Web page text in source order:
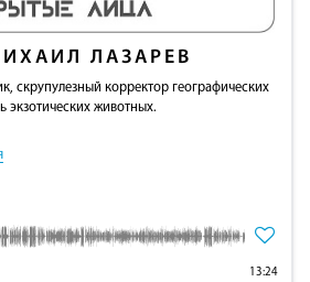
ЛАЗАРЕВ
скрупулезный корректор географических
экзотических животных.
13:24